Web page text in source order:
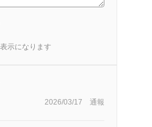
示になります
2026/03/17 通報